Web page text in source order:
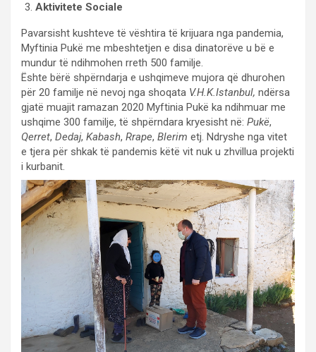
Aktivitete Sociale
Pavarsisht kushteve të vështira të krijuara nga pandemia,
Myftinia Pukë me mbeshtetjen e disa dinatorëve u bë e
mundur të ndihmohen rreth 500 familje.
Ështe bërë shpërndarja e ushqimeve mujora që dhurohen
për 20 familje në nevoj nga shoqata V.H.K.Istanbul, ndërsa
gjatë muajit ramazan 2020 Myftinia Pukë ka ndihmuar me
ushqime 300 familje, të shpërndara kryesisht në: Pukë,
Qerret, Dedaj, Kabash, Rrape, Blerim etj. Ndryshe nga vitet
e tjera për shkak të pandemis këtë vit nuk u zhvillua projekti
i kurbanit.